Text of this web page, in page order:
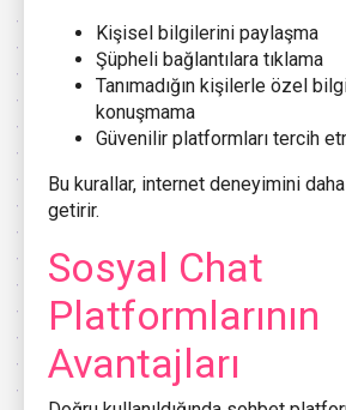
Kişisel bilgilerini paylaşma
Şüpheli bağlantılara tıklama
Tanımadığın kişilerle özel
konuşmama
Güvenilir platformları tercih
Bu kurallar, internet deneyimini
getirir.
Sosyal Chat
Platformlarının
Avantajları